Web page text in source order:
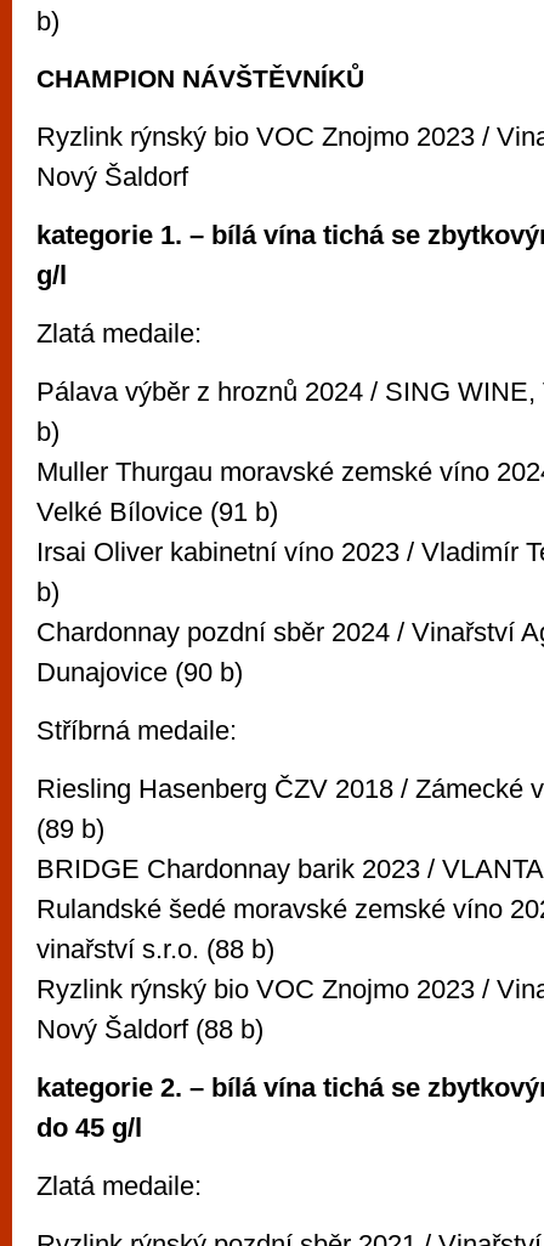
b)
CHAMPION NÁVŠTĚVNÍKŮ
Ryzlink rýnský bio VOC Znojmo 2023 /
Nový Šaldorf
kategorie 1. – bílá vína tichá se
g/l
Zlatá medaile:
Pálava výběr z hroznů 2024 / SING
b)
Muller Thurgau moravské zemské víno
Velké Bílovice (91 b)
Irsai Oliver kabinetní víno 2023 / Vladimír
b)
Chardonnay pozdní sběr 2024 / Vinařství
Dunajovice (90 b)
Stříbrná medaile:
Riesling Hasenberg ČZV 2018 / Zámecké
(89 b)
BRIDGE Chardonnay barik 2023 /
Rulandské šedé moravské zemské víno
vinařství s.r.o. (88 b)
Ryzlink rýnský bio VOC Znojmo 2023 /
Nový Šaldorf (88 b)
kategorie 2. – bílá vína tichá se
do 45 g/l
Zlatá medaile: